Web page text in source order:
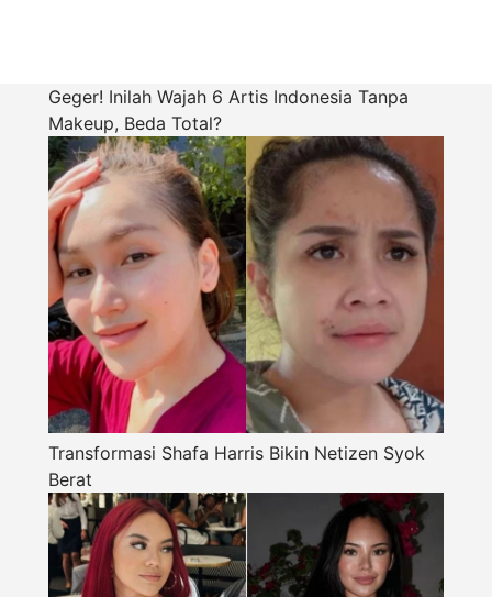
Geger! Inilah Wajah 6 Artis Indonesia Tanpa
Makeup, Beda Total?
Transformasi Shafa Harris Bikin Netizen Syok
Berat